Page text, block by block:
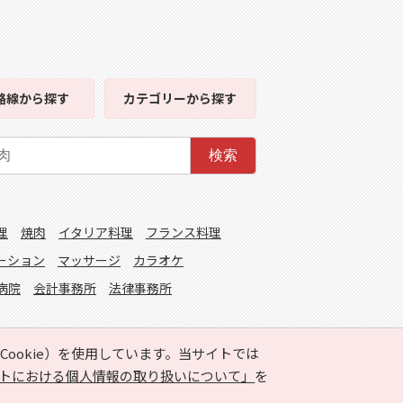
）を使用しています。当サイトでは
における個人情報の取り扱いについて」 を
線から探す カテゴリーから探す
検索
焼肉 イタリア料理
フランス料理
ション マッサージ
カラオケ
院 会計事務所 法律事務所